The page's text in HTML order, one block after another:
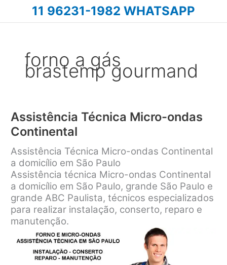
11 96231-1982 WHATSAPP
forno a gás
brastemp gourmand
Assistência Técnica Micro-ondas
Continental
Assistência Técnica Micro-ondas Continental
a domicílio em São Paulo
Assistência técnica Micro-ondas Continental
a domicílio em São Paulo, grande São Paulo e
grande ABC Paulista, técnicos especializados
para realizar instalação, conserto, reparo e
manutenção.